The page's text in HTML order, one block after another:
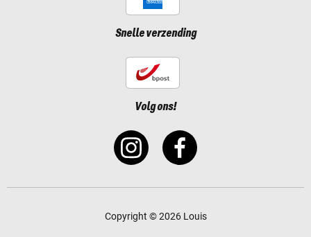
Snelle verzending
Volg ons!
Copyright © 2026 Louis